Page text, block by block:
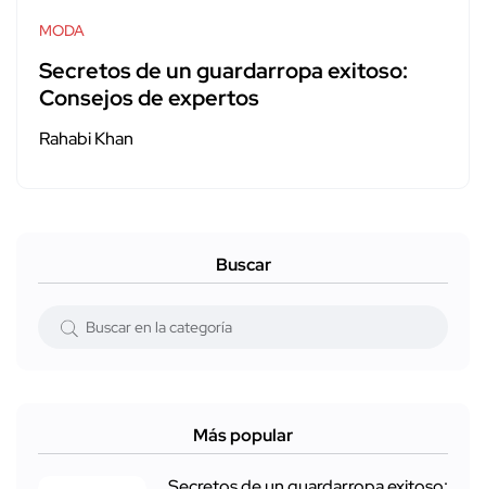
MODA
Secretos de un guardarropa exitoso:
Consejos de expertos
Rahabi Khan
Buscar
Más popular